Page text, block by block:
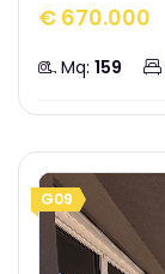
€ 670.000
Mq: 159
G09